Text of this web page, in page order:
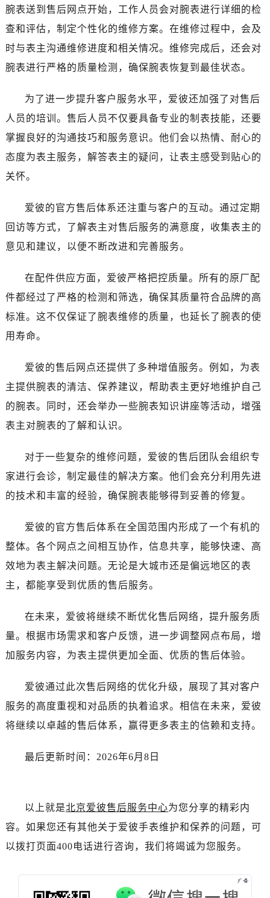
青海省海南藏族自治州共和县青海湖大街爱彼售后服务中心（需提前预约）
青海省海西蒙古族藏族自治州德令哈市柴达木路爱彼售后服务中心（需提前预约）
青海省玉树藏族自治州结古镇胜利路爱彼售后服务中心（需提前预约）
陕西省汉中市汉台区北大街爱彼售后服务中心（需提前预约）
陕西省商洛市商州区州城街爱彼售后服务中心（需提前预约）
陕西省铜川市王益区红旗街爱彼售后服务中心（需提前预约）
陕西省延安市宝塔区中心街爱彼售后服务中心（需提前预约）
陕西省榆林市榆阳区长兴路爱彼售后服务中心（需提前预约）
新疆维吾尔自治区阿拉山口市友好路爱彼售后服务中心（需提前预约）
新疆维吾尔自治区阿勒泰市解放路爱彼售后服务中心（需提前预约）
新疆维吾尔自治区阿图什市光明路爱彼售后服务中心（需提前预约）
新疆维吾尔自治区博乐市博乐市北京路爱彼售后服务中心（需提前预约）
新疆维吾尔自治区哈密市伊州区建国北路爱彼售后服务中心（需提前预约）
新疆维吾尔自治区霍尔果斯市亚欧北路爱彼售后服务中心（需提前预约）
新疆维吾尔自治区喀什市解放北路爱彼售后服务中心（需提前预约）
新疆维吾尔自治区可克达拉市幸福路爱彼售后服务中心（需提前预约）
新疆维吾尔自治区库车市库车市文化东路爱彼售后服务中心（需提前预约）
新疆维吾尔自治区库尔勒市库尔勒市人民东路爱彼售后服务中心（需提前预约）
新疆维吾尔自治区奎屯市团结西街爱彼售后服务中心（需提前预约）
新疆维吾尔自治区石河子市北二路爱彼售后服务中心（需提前预约）
新疆维吾尔自治区图木舒克市图木舒克市中兴街爱彼售后服务中心（需提前预约）
新疆维吾尔自治区吐鲁番市高昌区文化中路文化中路爱彼售后服务中心（需提前预约）
贵州省毕节市七星关区松山路爱彼售后服务中心（需提前预约）
贵州省黔西南布依族苗族自治州兴义市大道与桔香路交汇处爱彼售后服务中心（需提前预约）
贵州省遵义市红花岗区共青大道与嵩山路交叉口爱彼售后服务中心（需提前预约）
腕表送到售后网点开始，工作人员会对腕表进行详细的检
查和评估，制定个性化的维修方案。在维修过程中，会及
时与表主沟通维修进度和相关情况。维修完成后，还会对
腕表进行严格的质量检测，确保腕表恢复到最佳状态。
为了进一步提升客户服务水平，爱彼还加强了对售后
人员的培训。售后人员不仅要具备专业的制表技能，还要
掌握良好的沟通技巧和服务意识。他们会以热情、耐心的
态度为表主服务，解答表主的疑问，让表主感受到贴心的
关怀。
爱彼的官方售后体系还注重与客户的互动。通过定期
回访等方式，了解表主对售后服务的满意度，收集表主的
意见和建议，以便不断改进和完善服务。
在配件供应方面，爱彼严格把控质量。所有的原厂配
件都经过了严格的检测和筛选，确保其质量符合品牌的高
标准。这不仅保证了腕表维修的质量，也延长了腕表的使
用寿命。
爱彼的售后网点还提供了多种增值服务。例如，为表
主提供腕表的清洁、保养建议，帮助表主更好地维护自己
的腕表。同时，还会举办一些腕表知识讲座等活动，增强
表主对腕表的了解和认识。
对于一些复杂的维修问题，爱彼的售后团队会组织专
家进行会诊，制定最佳的解决方案。他们会充分利用先进
的技术和丰富的经验，确保腕表能够得到妥善的修复。
爱彼的官方售后体系在全国范围内形成了一个有机的
整体。各个网点之间相互协作，信息共享，能够快速、高
效地为表主解决问题。无论是大城市还是偏远地区的表
主，都能享受到优质的售后服务。
在未来，爱彼将继续不断优化售后网络，提升服务质
量。根据市场需求和客户反馈，进一步调整网点布局，增
加服务内容，为表主提供更加全面、优质的售后体验。
爱彼通过此次售后网络的优化升级，展现了其对客户
服务的高度重视和对品质的执着追求。相信在未来，爱彼
将继续以卓越的售后体系，赢得更多表主的信赖和支持。
最后更新时间：2026年6月8日
以上就是北京爱彼售后服务中心为您分享的精彩内
容。如果您还有其他关于爱彼手表维护和保养的问题，可
以拨打页面400电话进行咨询，我们将竭诚为您服务。